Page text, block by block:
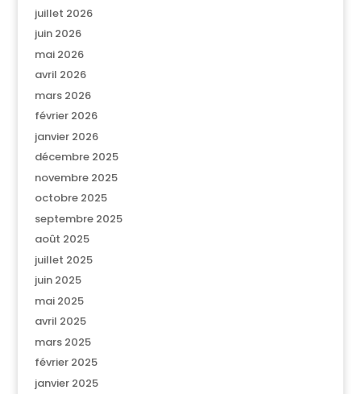
juillet 2026
juin 2026
mai 2026
avril 2026
mars 2026
février 2026
janvier 2026
décembre 2025
novembre 2025
octobre 2025
septembre 2025
août 2025
juillet 2025
juin 2025
mai 2025
avril 2025
mars 2025
février 2025
janvier 2025